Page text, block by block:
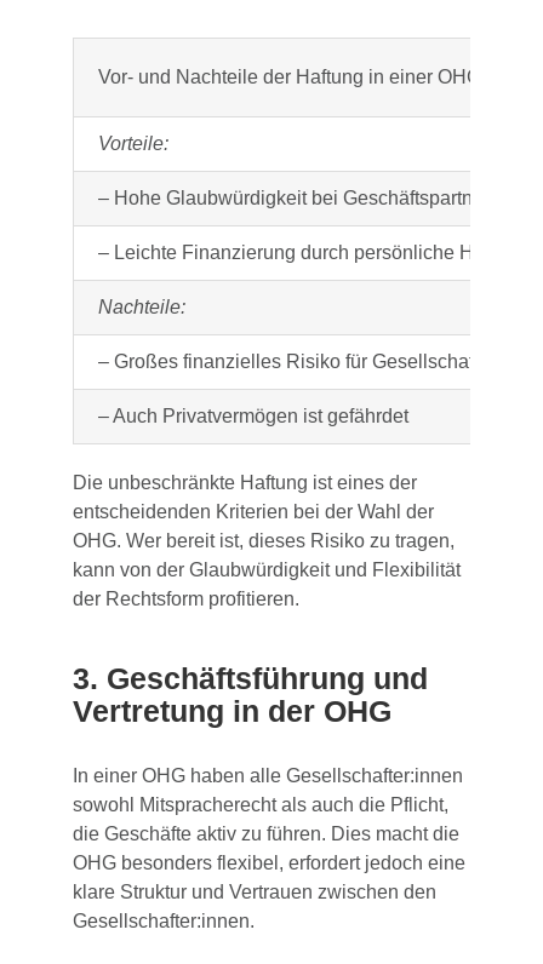
Vor- und Nachteile der Haftung in einer OHG
Vorteile:
– Hohe Glaubwürdigkeit bei Geschäftspartnern
– Leichte Finanzierung durch persönliche Haftung
Nachteile:
– Großes finanzielles Risiko für
– Auch Privatvermögen ist gefährdet
Die unbeschränkte Haftung ist eines der
entscheidenden Kriterien bei der Wahl der
OHG. Wer bereit ist, dieses Risiko zu tragen,
kann von der Glaubwürdigkeit und Flexibilität
der Rechtsform profitieren.
3. Geschäftsführung und
Vertretung in der OHG
In einer OHG haben alle Gesellschafter:innen
sowohl Mitspracherecht als auch die Pflicht,
die Geschäfte aktiv zu führen. Dies macht die
OHG besonders flexibel, erfordert jedoch eine
klare Struktur und Vertrauen zwischen den
Gesellschafter:innen.